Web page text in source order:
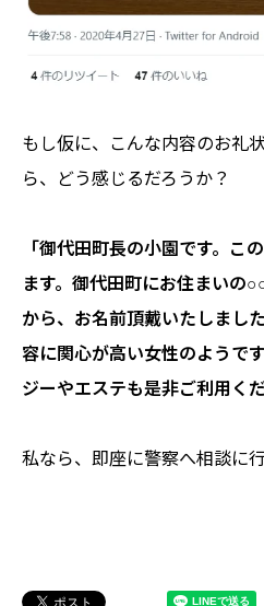
もし仮に、こんな内容のお礼
ら、どう感じるだろうか？
「御代田町長の小園です。こ
ます。御代田町にお住まい
から、お名前頂戴いたしま
容に関心が高い女性のようで
ジーやエステも是非ご利用くだ
私なら、即座に警察へ相談に行